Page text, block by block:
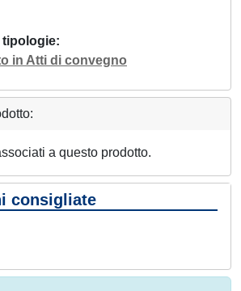
tipologie
in Atti di convegno
a questo prodotto.
consigliate